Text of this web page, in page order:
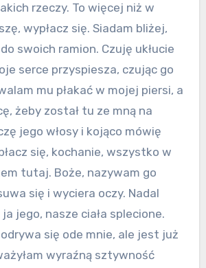
rzeczy. To więcej niż w
wypłacz się. Siadam bliżej,
swoich ramion. Czuję ukłucie
serce przyspiesza, czując go
mu płakać w mojej piersi, a
żeby został tu ze mną na
jego włosy i kojąco mówię
się, kochanie, wszystko w
tutaj. Boże, nazywam go
się i wyciera oczy. Nadal
jego, nasze ciała splecione.
się ode mnie, ale jest już
wyraźną sztywność